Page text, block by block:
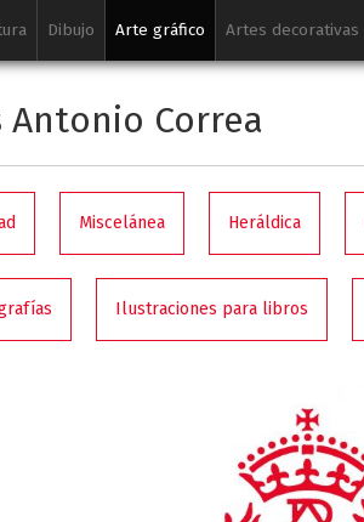
Dibujo Arte gráfico Artes decorativas
Correa
Miscelánea Heráldica
Ilustraciones para libros